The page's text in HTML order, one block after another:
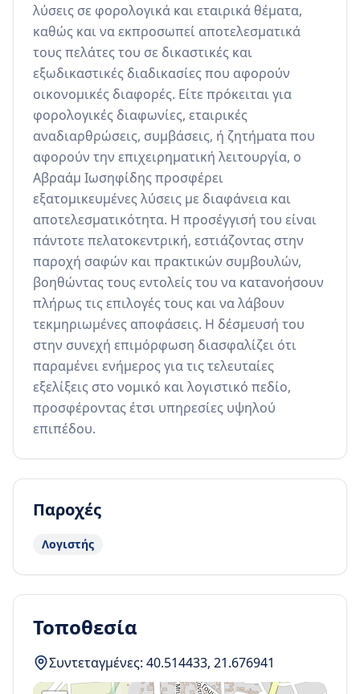
λύσεις σε φορολογικά και εταιρικά θέματα,
καθώς και να εκπροσωπεί αποτελεσματικά
τους πελάτες του σε δικαστικές και
εξωδικαστικές διαδικασίες που αφορούν
οικονομικές διαφορές. Είτε πρόκειται για
φορολογικές διαφωνίες, εταιρικές
αναδιαρθρώσεις, συμβάσεις, ή ζητήματα που
αφορούν την επιχειρηματική λειτουργία, ο
Αβραάμ Ιωσηφίδης προσφέρει
εξατομικευμένες λύσεις με διαφάνεια και
αποτελεσματικότητα. Η προσέγγισή του είναι
πάντοτε πελατοκεντρική, εστιάζοντας στην
παροχή σαφών και πρακτικών συμβουλών,
βοηθώντας τους εντολείς του να κατανοήσουν
πλήρως τις επιλογές τους και να λάβουν
τεκμηριωμένες αποφάσεις. Η δέσμευσή του
στην συνεχή επιμόρφωση διασφαλίζει ότι
παραμένει ενήμερος για τις τελευταίες
εξελίξεις στο νομικό και λογιστικό πεδίο,
προσφέροντας έτσι υπηρεσίες υψηλού
επιπέδου.
Παροχές
Λογιστής
Τοποθεσία
Συντεταγμένες: 40.514433, 21.676941